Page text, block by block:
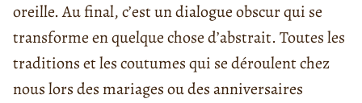
oreille. Au final, c’est un dialogue obscur qui se
transforme en quelque chose d’abstrait. Toutes les
traditions et les coutumes qui se déroulent chez
nous lors des mariages ou des anniversaires